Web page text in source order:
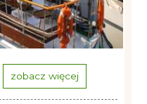
zobacz więcej